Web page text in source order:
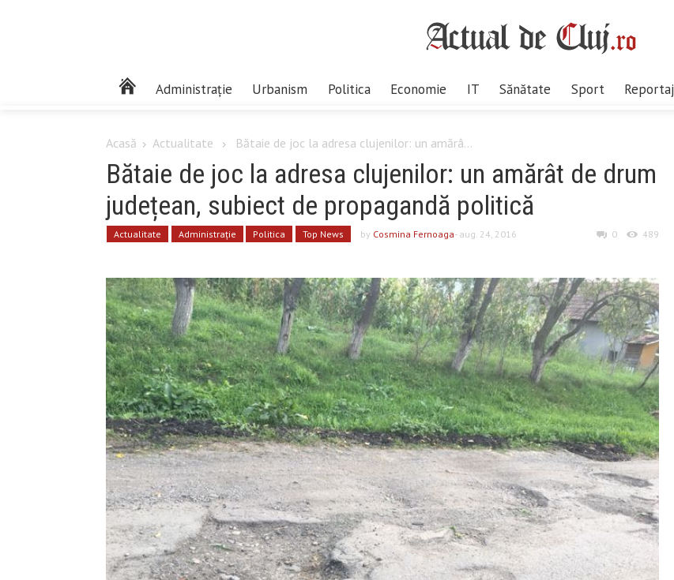
Administrație Urbanism Politica Economie IT Sănătate Sport Reportaj
Acasă Actualitate Bătaie de joc la adresa clujenilor: un amărâ...
Bătaie de joc la adresa clujenilor: un amărât de drum
județean, subiect de propagandă politică
Actualitate Administrație Politica Top News by Cosmina Fernoaga- aug. 24, 2016 0 489